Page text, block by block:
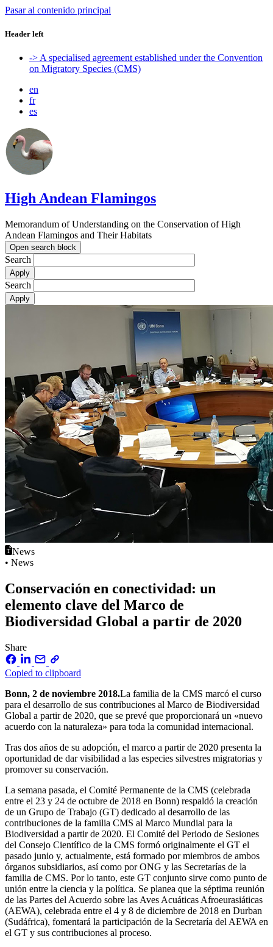
Pasar al contenido principal
Header left
-> A specialised agreement established under the Convention
on Migratory Species (CMS)
en
fr
es
High Andean Flamingos
Memorandum of Understanding on the Conservation of High
Andean Flamingos and Their Habitats
Open search block
Search
Search
News
• News
Conservación en conectividad: un
elemento clave del Marco de
Biodiversidad Global a partir de 2020
Share
Copied to clipboard
Bonn, 2 de noviembre 2018.La familia de la CMS marcó el curso
para el desarrollo de sus contribuciones al Marco de Biodiversidad
Global a partir de 2020, que se prevé que proporcionará un «nuevo
acuerdo con la naturaleza» para toda la comunidad internacional.
Tras dos años de su adopción, el marco a partir de 2020 presenta la
oportunidad de dar visibilidad a las especies silvestres migratorias y
promover su conservación.
La semana pasada, el Comité Permanente de la CMS (celebrada
entre el 23 y 24 de octubre de 2018 en Bonn) respaldó la creación
de un Grupo de Trabajo (GT) dedicado al desarrollo de las
contribuciones de la familia CMS al Marco Mundial para la
Biodiversidad a partir de 2020. El Comité del Periodo de Sesiones
del Consejo Científico de la CMS formó originalmente el GT el
pasado junio y, actualmente, está formado por miembros de ambos
órganos subsidiarios, así como por ONG y las Secretarías de la
familia de CMS. Por lo tanto, este GT conjunto sirve como punto de
unión entre la ciencia y la política. Se planea que la séptima reunión
de las Partes del Acuerdo sobre las Aves Acuáticas Afroeurasiáticas
(AEWA), celebrada entre el 4 y 8 de diciembre de 2018 en Durban
(Sudáfrica), fomentará la participación de la Secretaría del AEWA en
el GT y sus contribuciones al proceso.